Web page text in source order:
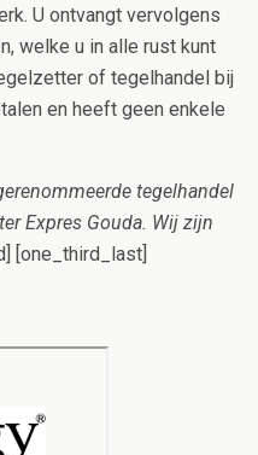
U ontvangt vervolgens
welke u in alle rust kunt
of tegelhandel bij
en heeft geen enkele
tegelhandel
Expres Gouda. Wij zijn
[one_third_last]